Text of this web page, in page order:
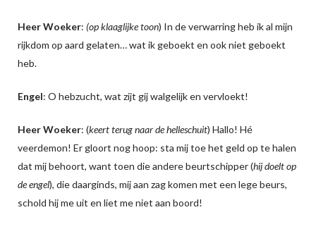
Heer Woeker: (op klaaglijke toon) In de verwarring heb ik al mijn
rijkdom op aard gelaten… wat ik geboekt en ook niet geboekt
heb.
Engel: O hebzucht, wat zijt gij walgelijk en vervloekt!
Heer Woeker: (keert terug naar de helleschuit) Hallo! Hé
veerdemon! Er gloort nog hoop: sta mij toe het geld op te halen
dat mij behoort, want toen die andere beurtschipper (hij doelt op
de engel), die daarginds, mij aan zag komen met een lege beurs,
schold hij me uit en liet me niet aan boord!